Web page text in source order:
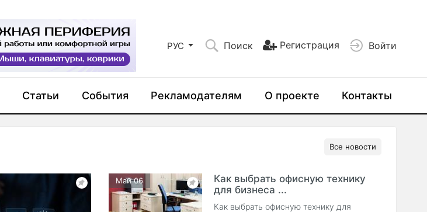
РУС Поиск Регистрация Войти
Статьи События Рекламодателям О проекте Контакты
Все новости
Май 06
Как выбрать офисную технику
для бизнеса ...
Как выбрать офисную технику для